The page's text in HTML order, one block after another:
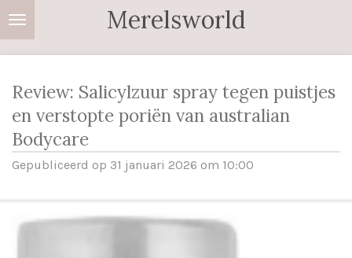
Ga
direct
hoofdinhoud
Merelsworld
Review: Salicylzuur spray tegen puistjes
en verstopte poriën van australian
Bodycare
Gepubliceerd op 31 januari 2026 om 10:00